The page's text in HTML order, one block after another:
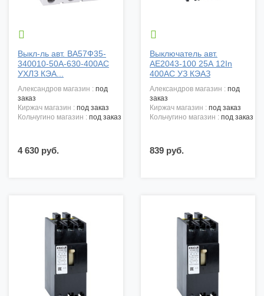

Выкл-ль авт. ВА57Ф35-
340010-50А-630-400АС
УХЛЗ КЭА...
александров магазин : под
заказ
киржач магазин : под заказ
кольчугино магазин : под заказ
4 630 руб.

Выключатель авт.
АЕ2043-100 25А 12In
400АС УЗ КЭАЗ
александров магазин : под
заказ
киржач магазин : под заказ
кольчугино магазин : под заказ
839 руб.